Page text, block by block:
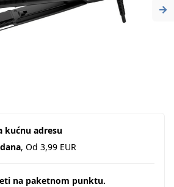
kućnu adresu
, Od 3,99 EUR
na paketnom punktu.